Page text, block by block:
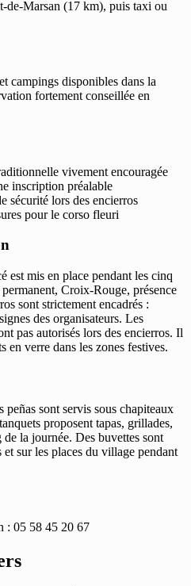
de-Marsan (17 km), puis taxi ou
campings disponibles dans la
fortement conseillée en
vivement encouragée
inscription préalable
sécurité lors des encierros
pour le corso fleuri
est mis en place pendant les cinq
Croix-Rouge, présence
sont strictement encadrés :
des organisateurs. Les
pas autorisés lors des encierros. Il
en verre dans les zones festives.
peñas sont servis sous chapiteaux
proposent tapas, grillades,
la journée. Des buvettes sont
sur les places du village pendant
: 05 58 45 20 67